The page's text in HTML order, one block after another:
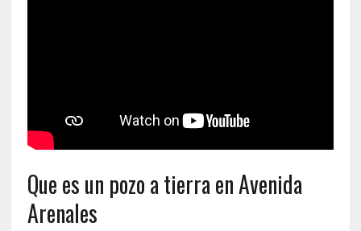
Que es un pozo a tierra en Avenida
Arenales